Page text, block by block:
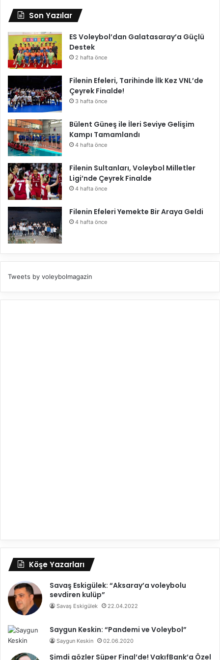
Son Yazılar
ES Voleybol’dan Galatasaray’a Güçlü
Destek
2 hafta önce
Filenin Efeleri, Tarihinde İlk Kez VNL’de
Çeyrek Finalde!
3 hafta önce
Bülent Güneş ile İleri Seviye Gelişim
Kampı Tamamlandı
4 hafta önce
Filenin Sultanları, Voleybol Milletler
Ligi’nde Çeyrek Finalde
4 hafta önce
Filenin Efeleri Yemekte Bir Araya Geldi
4 hafta önce
Tweets by voleybolmagazin
Köşe Yazarları
Savaş Eskigülek: “Aksaray’a voleybolu
sevdiren kulüp”
Savaş Eskigülek 22.04.2022
Saygun Keskin: “Pandemi ve Voleybol”
Saygun Keskin 02.06.2020
Şimdi gözler Süper Final’de! VakıfBank’a Özel